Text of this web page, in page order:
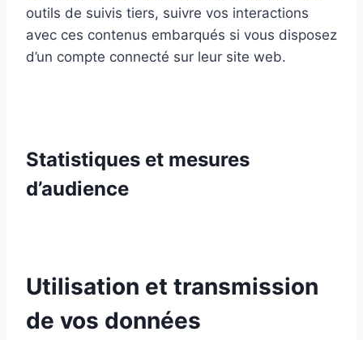
outils de suivis tiers, suivre vos interactions
avec ces contenus embarqués si vous disposez
d’un compte connecté sur leur site web.
Statistiques et mesures
d’audience
Utilisation et transmission
de vos données